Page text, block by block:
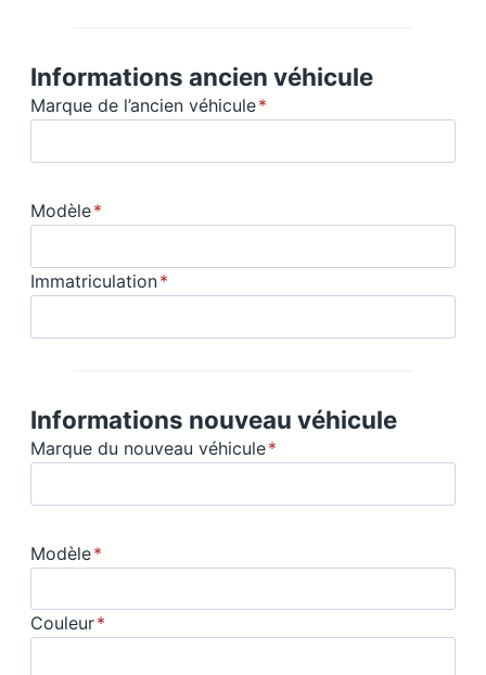
Informations ancien véhicule
Marque de l’ancien véhicule*
Modèle*
Immatriculation*
Informations nouveau véhicule
Marque du nouveau véhicule*
Modèle*
Couleur*